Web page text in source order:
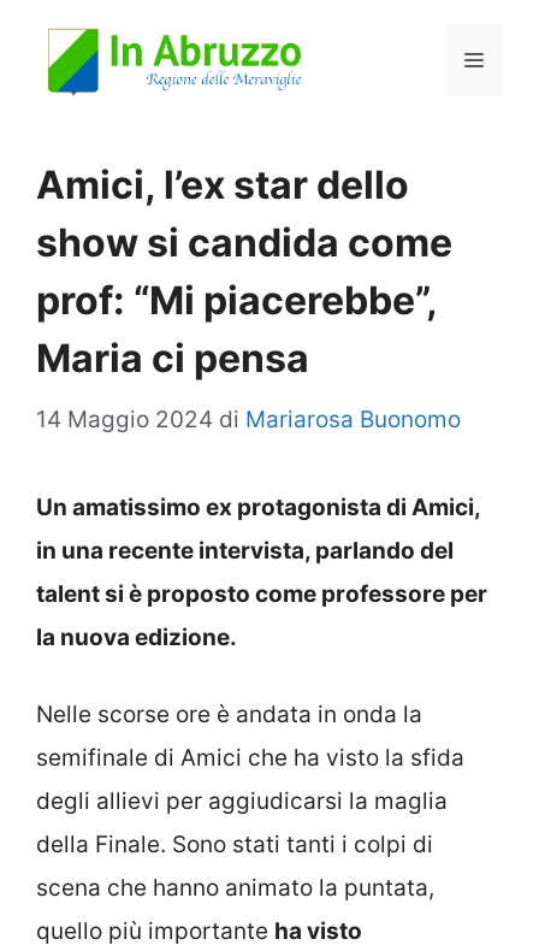
Menu
Amici, l’ex star dello
show si candida come
prof: “Mi piacerebbe”,
Maria ci pensa
14 Maggio 2024 di Mariarosa Buonomo
Un amatissimo ex protagonista di Amici,
in una recente intervista, parlando del
talent si è proposto come professore per
la nuova edizione.
Nelle scorse ore è andata in onda la
semifinale di Amici che ha visto la sfida
degli allievi per aggiudicarsi la maglia
della Finale. Sono stati tanti i colpi di
scena che hanno animato la puntata,
quello più importante ha visto